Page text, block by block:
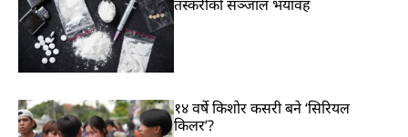
तस्करीको सञ्जाल भयावह
१४ वर्षे किशोर कसरी बने ‘सिरियल
किलर’?